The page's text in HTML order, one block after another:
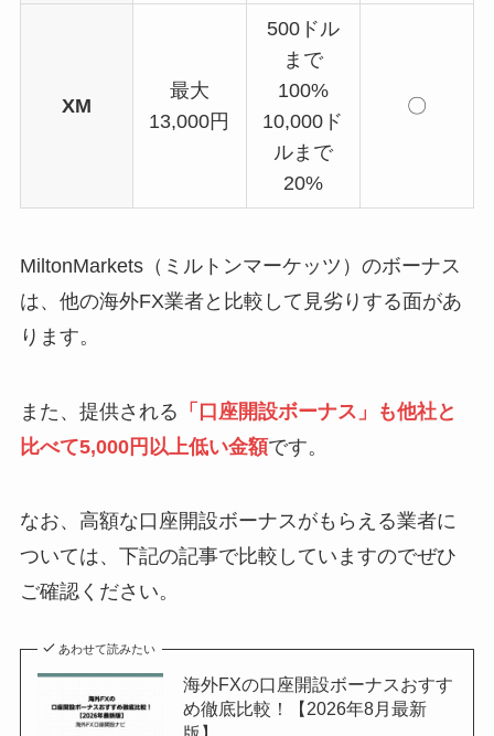
XM
最大
13,000円
500ドル
まで
100%
10,000ド
ルまで
20%
〇
MiltonMarkets（ミルトンマーケッツ）のボーナス
は、他の海外FX業者と比較して見劣りする面があ
ります。
また、提供される 「口座開設ボーナス」も他社と
比べて5,000円以上低い金額です。
なお、高額な口座開設ボーナスがもらえる業者に
ついては、下記の記事で比較していますのでぜひ
ご確認ください。
あわせて読みたい
海外FXの口座開設ボーナスおすす
め徹底比較！【2026年8月最新